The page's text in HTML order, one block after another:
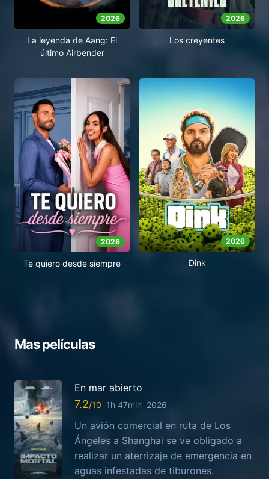
2026
La leyenda de Aang: El
último Airbender
2026
Los creyentes
2026
Te quiero desde siempre
2026
Dink
Mas películas
En mar abierto
7.2 1h 47min 2026
Un avión comercial en ruta de Los
Ángeles a Shanghai se ve obligado a
realizar un aterrizaje de emergencia en
aguas infestadas de tiburones.